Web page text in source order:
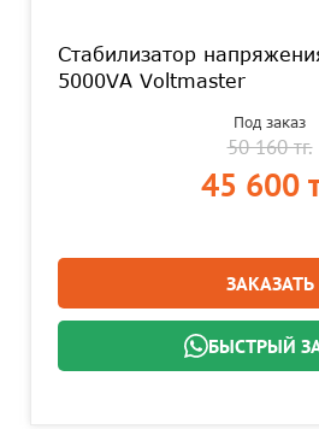
Стабилизатор
5000VA Voltmaster
Под заказ
50 160 тг.
45 600
ЗАКАЗАТЬ
БЫСТРЫЙ